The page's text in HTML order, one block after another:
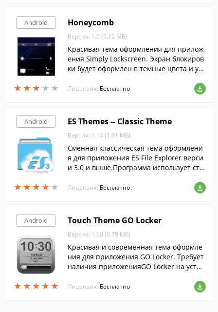
Android
★ ★ ★ ★ ★
★ ★ ★ ★ ★
Honeycomb
Версия: 1.0 (0.12 МБ)
Красивая тема оформления для прилож
ения Simply Lockscreen. Экран блокиров
ки будет оформлен в темные цвета и ук
Лицензия: Бесплатно
Android
★ ★ ★ ★ ★
★ ★ ★ ★ ★
ES Themes -- Classic Theme
Версия: 1.14 (1.91 МБ)
Сменная классическая тема оформлени
я для приложения ES File Explorer верси
и 3.0 и выше.Программа использует ста
на классическом интерфейсе ES 3.0
Лицензия: Бесплатно
Android
★ ★ ★ ★ ★
★ ★ ★ ★ ★
Touch Theme GO Locker
Версия: 1.00 (0.79 МБ)
Красивая и современная тема оформле
ния для приложения GO Locker. Требует
наличия приложенияGO Locker на устро
Лицензия: Бесплатно